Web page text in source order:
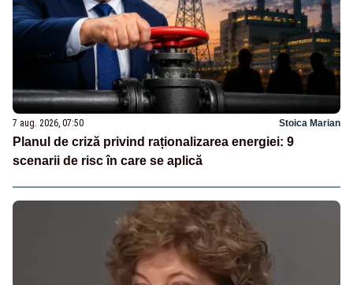
7 aug. 2026, 07:50 Stoica Marian
Planul de criză privind raționalizarea energiei: 9
scenarii de risc în care se aplică